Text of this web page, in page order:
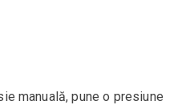
manuală, pune o presiune